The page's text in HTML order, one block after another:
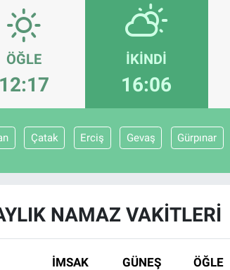
ÖĞLE
12:17
İKINDI
16:06
Çatak Erciş Gevaş Gürpınar
NAMAZ VAKITLERI
İMSAK GÜNEŞ ÖĞLE